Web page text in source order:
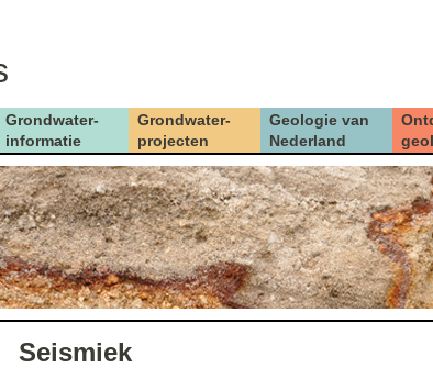
Grondwater-
informatie
Grondwater-
projecten
Geologie van
Nederland
Seismiek